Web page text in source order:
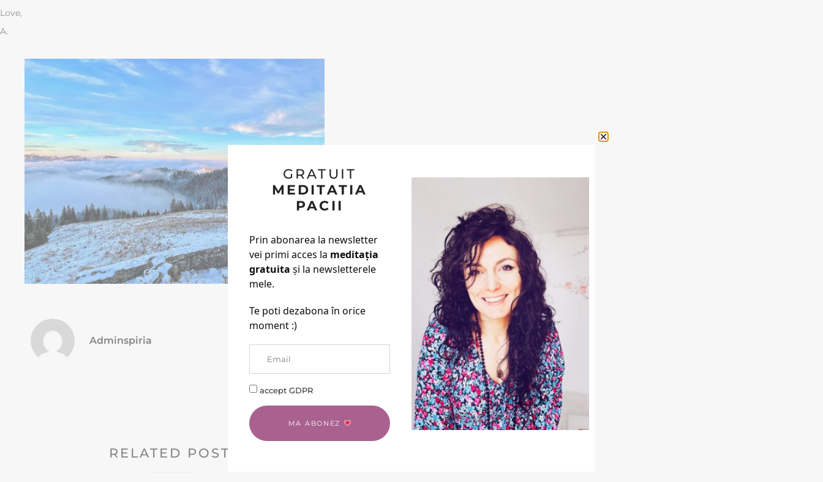
Love,
A.
Adminspiria
RELATED POSTS
GRATUIT
MEDITATIA
PACII
Prin abonarea la newsletter
vei primi acces la meditația
gratuita și la newsletterele
mele.
Te poti dezabona în orice
moment :)
accept GDPR
MA ABONEZ